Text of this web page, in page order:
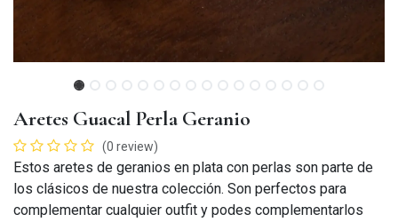
Aretes Guacal Perla Geranio
(0 review)
Estos aretes de geranios en plata con perlas son parte de
los clásicos de nuestra colección. Son perfectos para
complementar cualquier outfit y podes complementarlos